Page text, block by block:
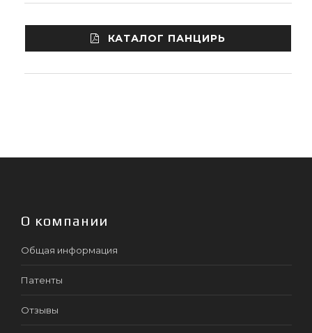
КАТАЛОГ ПАНЦИРЬ
О компании
Общая информация
Патенты
Отзывы